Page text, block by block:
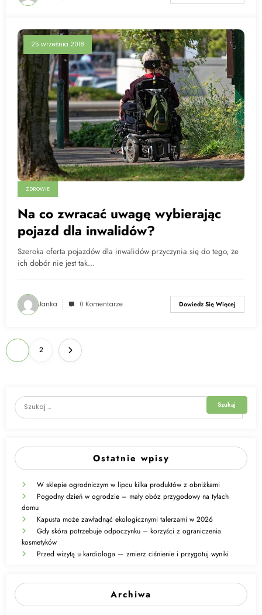
25 września 2018
ZDROWIE
Na co zwracać uwagę wybierając
pojazd dla inwalidów?
Szeroka oferta pojazdów dla inwalidów przyczynia się do tego, że
ich dobór nie jest tak…
Janka 0 Komentarze Dowiedz Się Więcej
Nawigacja
po
2
Ostatnie wpisy
W sklepie ogrodniczym w lipcu kilka produktów z obniżkami
Pogodny dzień w ogrodzie – mały obóz przygodowy na tyłach
domu
Kapusta może zawładnąć ekologicznymi talerzami w 2026
Gdy skóra potrzebuje odpoczynku – korzyści z ograniczenia
kosmetyków
Przed wizytą u kardiologa — zmierz ciśnienie i przygotuj wyniki
Archiwa